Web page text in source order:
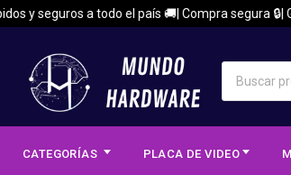
y seguros a todo el país 🚚| Compra segura 🔒|
CATEGORÍAS PLACA DE VIDEO